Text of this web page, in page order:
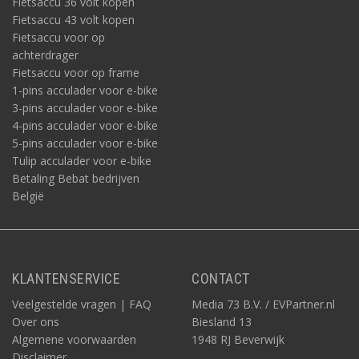
Fietsaccu 43 volt kopen
Fietsaccu voor op
achterdrager
Fietsaccu voor op frame
1-pins acculader voor e-bike
3-pins acculader voor e-bike
4-pins acculader voor e-bike
5-pins acculader voor e-bike
Tulip acculader voor e-bike
Betaling Bebat bedrijven
België
KLANTENSERVICE
Veelgestelde vragen | FAQ
Over ons
Algemene voorwaarden
CONTACT
Media 73 B.V. / EVPartner.nl
Biesland 13
1948 RJ Beverwijk